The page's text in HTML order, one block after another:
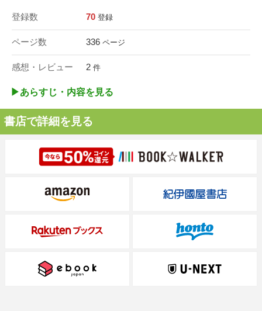
登録数 70 登録
ページ数 336 ページ
感想・レビュー 2 件
▶︎あらすじ・内容を見る
書店で詳細を見る